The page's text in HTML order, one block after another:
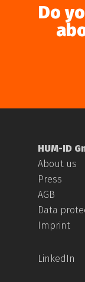
Do
HUM-ID
About us
Press
AGB
Data
Imprint
LinkedIn